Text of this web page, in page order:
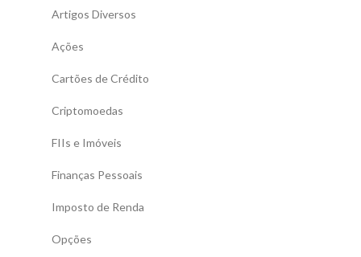
Artigos Diversos
Ações
Cartões de Crédito
Criptomoedas
FIIs e Imóveis
Finanças Pessoais
Imposto de Renda
Opções